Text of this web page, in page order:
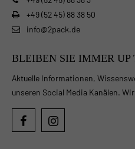
+49 (52 45) 88 38 50
info@2pack.de
BLEIBEN SIE IMMER UP
Aktuelle Informationen,
unseren Social Media Kanälen.